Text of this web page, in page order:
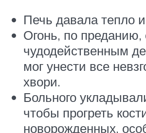
Печь давала тепло
Огонь, по преданию,
чудодейственным
мог унести все
хвори.
Больного
чтобы прогреть
новорожденных,